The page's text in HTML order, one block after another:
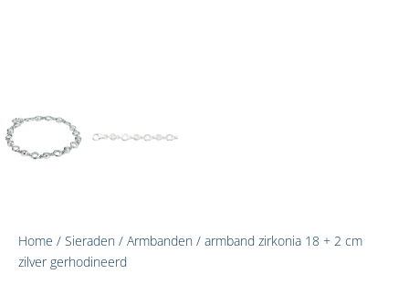
Home / Sieraden / Armbanden / armband zirkonia 18 + 2 cm
zilver gerhodineerd